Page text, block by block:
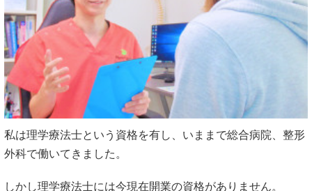
私は理学療法士という資格を有し、いままで総合病院、整形
外科で働いてきました。
しかし理学療法士には今現在開業の資格がありません。